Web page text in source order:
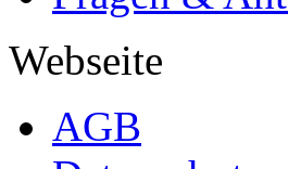
Webseite
AGB